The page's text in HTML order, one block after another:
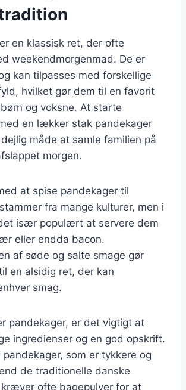
en klassisk ret, der ofte
weekendmorgenmad. De er
kan tilpasses med forskellige
hvilket gør dem til en favorit
og voksne. At starte
en lækker stak pandekager
måde at samle familien på
morgen.
at spise pandekager til
fra mange kulturer, men i
især populært at servere dem
eller endda bacon.
af søde og salte smage gør
en alsidig ret, der kan
smag.
pandekager, er det vigtigt at
ingredienser og en god opskrift.
pandekager, som er tykkere og
de traditionelle danske
kræver ofte bagepulver for at